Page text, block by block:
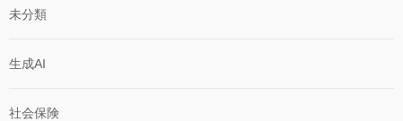
未分類
生成AI
社会保険